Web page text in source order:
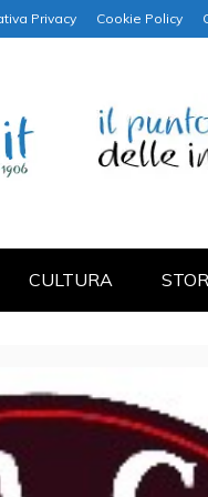
Privacy Cookie Policy
CULTURA